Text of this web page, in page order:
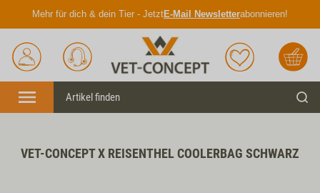
Mehr für dich & dein Tier - JetztE-Mail Newsletterabonnieren!
Anmelden
Unser
Service
Merkliste Warenkorb
Menü
VET-CONCEPT X REISENTHEL COOLERBAG SCHWARZ